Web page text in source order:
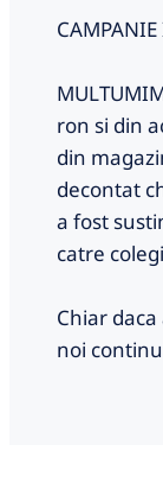
ron si din
din
decontat
a fost
catre
Chiar
noi